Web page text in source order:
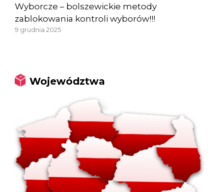
Wyborcze – bolszewickie metody
zablokowania kontroli wyborów!!!
9 grudnia 2025
Województwa